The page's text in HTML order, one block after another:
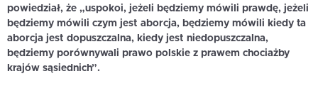
powiedział, że „uspokoi, jeżeli będziemy mówili prawdę, jeżeli
będziemy mówili czym jest aborcja, będziemy mówili kiedy ta
aborcja jest dopuszczalna, kiedy jest niedopuszczalna,
będziemy porównywali prawo polskie z prawem chociażby
krajów sąsiednich”.